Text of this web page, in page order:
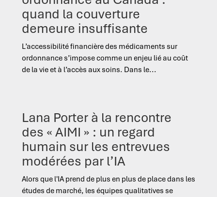
quand la couverture
demeure insuffisante
L’accessibilité financière des médicaments sur
ordonnance s’impose comme un enjeu lié au coût
de la vie et à l’accès aux soins. Dans le...
Lana Porter à la rencontre
des « AIMI » : un regard
humain sur les entrevues
modérées par l’IA
Alors que l'IA prend de plus en plus de place dans les
études de marché, les équipes qualitatives se